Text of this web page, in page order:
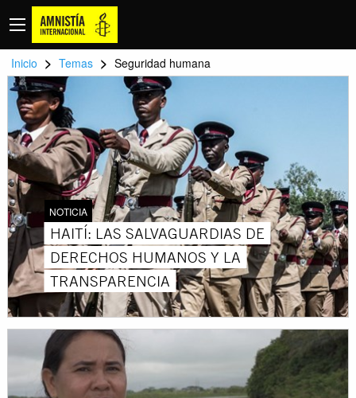
Inicio > Temas > Seguridad humana
NOTICIA
HAITÍ: LAS SALVAGUARDIAS DE
DERECHOS HUMANOS Y LA
TRANSPARENCIA